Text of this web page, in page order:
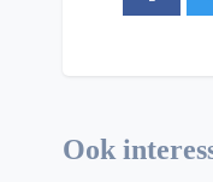
Ook